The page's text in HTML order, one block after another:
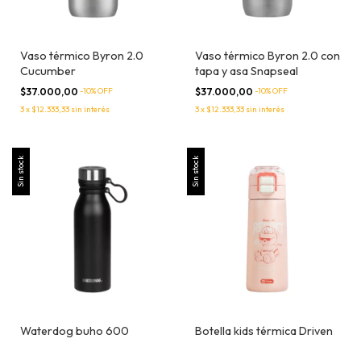
Vaso térmico Byron 2.0
Cucumber
$37.000,00 -10% OFF
3x$12.333,33 sin interés
Vaso térmico Byron 2.0 con
tapa y asa Snapseal
$37.000,00 -10% OFF
3x$12.333,33 sin interés
Sin stock
Waterdog buho 600
Sin stock
Botella kids térmica Driven